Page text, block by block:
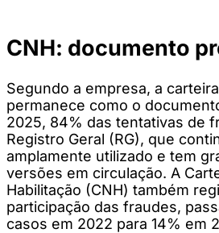
CNH: documento
Segundo a empresa, a
permanece como o
2025, 84% das tentativas de
Registro Geral (RG), que
amplamente utilizado e tem
versões em circulação. A
Habilitação (CNH) também
participação das fraudes,
casos em 2022 para 14% em